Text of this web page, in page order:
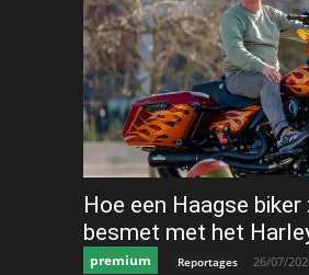
Hoe een Haagse
besmet met het
premium Reportages 26/07/